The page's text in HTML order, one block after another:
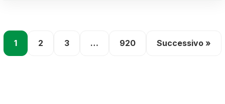
1 2 3 … 920 Successivo »